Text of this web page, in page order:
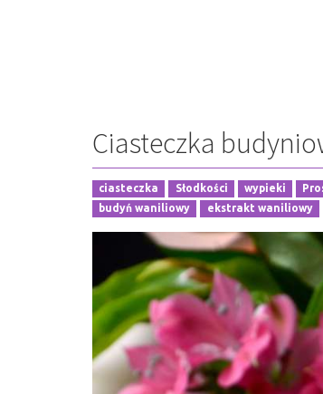
Ciasteczka
ciasteczka Słodkości wypieki
budyń waniliowy
ekstrakt waniliowy